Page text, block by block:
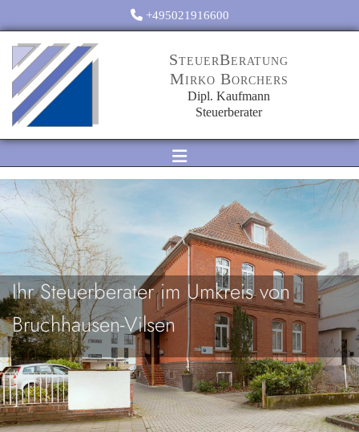
 +495021916600
SteuerBeratung
Mirko Borchers
Dipl. Kaufmann
Steuerberater
Ihr Steuerberater im Umkreis von
Bruchhausen-Vilsen